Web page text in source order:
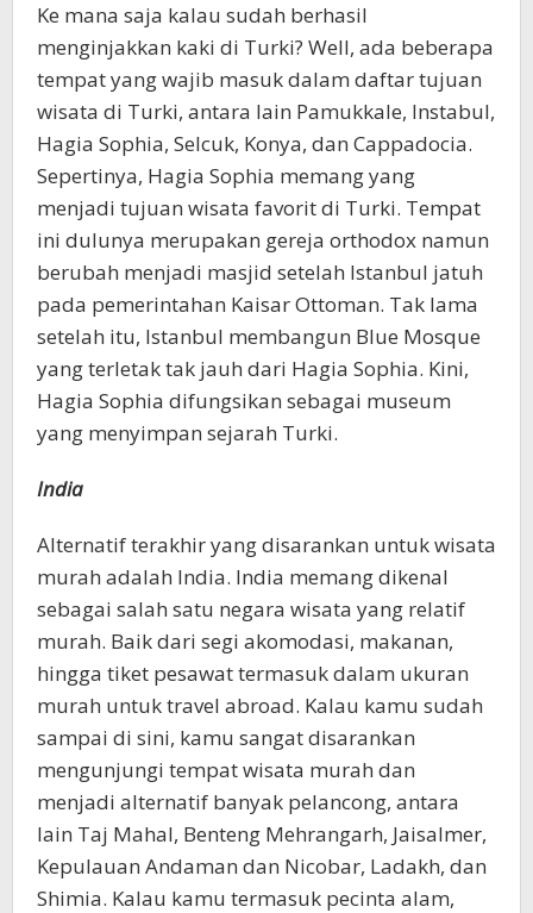
Ke mana saja kalau sudah berhasil
menginjakkan kaki di Turki? Well, ada beberapa
tempat yang wajib masuk dalam daftar tujuan
wisata di Turki, antara lain Pamukkale, Instabul,
Hagia Sophia, Selcuk, Konya, dan Cappadocia.
Sepertinya, Hagia Sophia memang yang
menjadi tujuan wisata favorit di Turki. Tempat
ini dulunya merupakan gereja orthodox namun
berubah menjadi masjid setelah Istanbul jatuh
pada pemerintahan Kaisar Ottoman. Tak lama
setelah itu, Istanbul membangun Blue Mosque
yang terletak tak jauh dari Hagia Sophia. Kini,
Hagia Sophia difungsikan sebagai museum
yang menyimpan sejarah Turki.
India
Alternatif terakhir yang disarankan untuk wisata
murah adalah India. India memang dikenal
sebagai salah satu negara wisata yang relatif
murah. Baik dari segi akomodasi, makanan,
hingga tiket pesawat termasuk dalam ukuran
murah untuk travel abroad. Kalau kamu sudah
sampai di sini, kamu sangat disarankan
mengunjungi tempat wisata murah dan
menjadi alternatif banyak pelancong, antara
lain Taj Mahal, Benteng Mehrangarh, Jaisalmer,
Kepulauan Andaman dan Nicobar, Ladakh, dan
Shimia. Kalau kamu termasuk pecinta alam,